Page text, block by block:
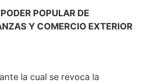
POPULAR DE
Y COMERCIO EXTERIOR
la cual se revoca la